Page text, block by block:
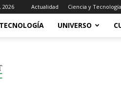
2026 Actualidad Ciencia y Tecnología
UNIVERSO